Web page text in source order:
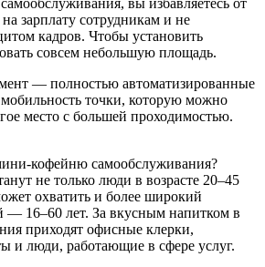
зарплату сотрудникам и не
кадров. Чтобы установить
совсем небольшую площадь.
— полностью автоматизированные
точки, которую можно
место с большей проходимостью.
кофейню самообслуживания?
не только люди в возрасте 20–45
охватить и более широкий
— 16–60 лет. За вкусным напитком в
приходят офисные клерки,
и люди, работающие в сфере услуг.